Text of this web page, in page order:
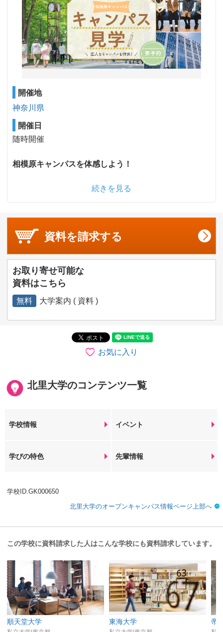
開催地
神奈川県
開催日
随時開催
相模原キャンパスを体感しよう！
続きを見る
資料を請求する
お取り寄せ可能な
資料はこちら
無料 大学案内 ( 資料 )
お気に入り
北里大学のコンテンツ一覧
学校情報 イベント
学びの特色 先輩情報
学校ID.GK000650
北里大学のオープンキャンパス情報ページ上部へ
この学校に資料請求した人はこんな学校にも資料請求しています。
順天堂大学 東海大学 帝